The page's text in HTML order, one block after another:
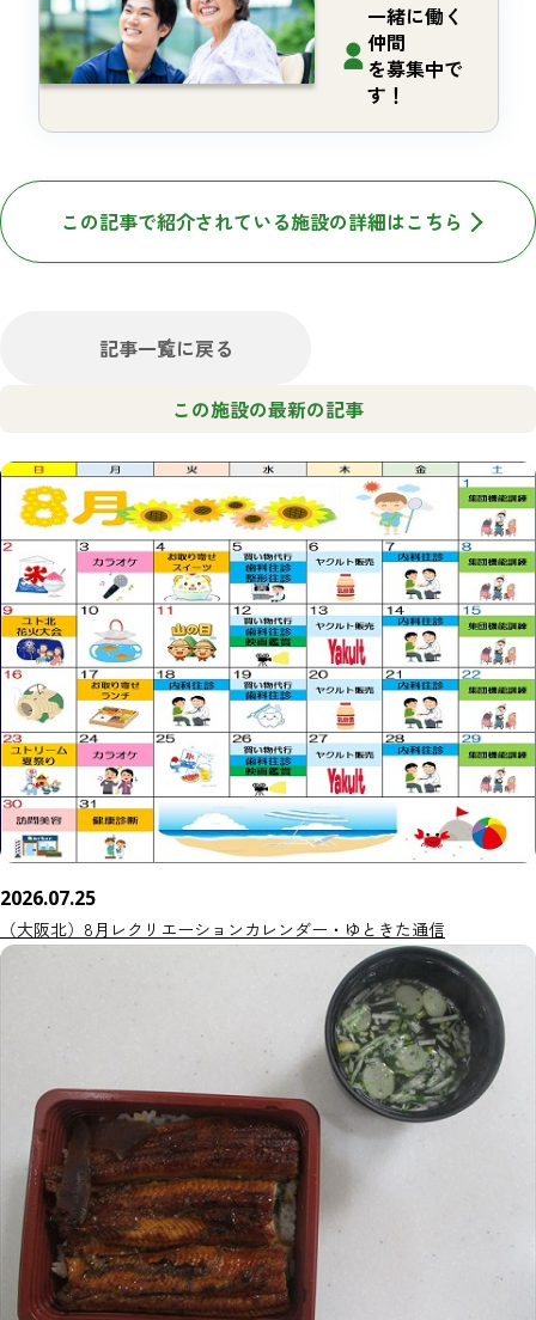
一緒に働く
仲間
を募集中で
す！
この記事で紹介されている施設の詳細はこちら
記事一覧に戻る
この施設の最新の記事
2026.07.25
（大阪北）8月レクリエーションカレンダー・ゆときた通信